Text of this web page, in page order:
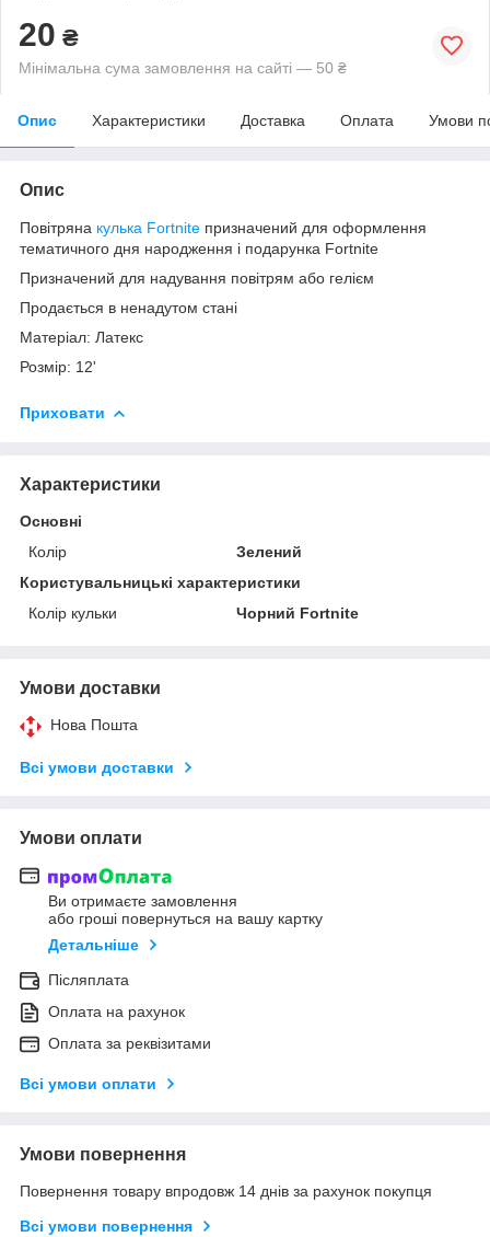
20 ₴
Мінімальна сума замовлення на сайті — 50 ₴
Опис Характеристики Доставка Оплата Умови
Опис
Повітряна кулька Fortnite призначений для оформлення
тематичного дня народження і подарунка Fortnite
Призначений для надування повітрям або гелієм
Продається в ненадутом стані
Матеріал: Латекс
Розмір: 12'
Приховати
Характеристики
Основні
Колір
Зелений
Користувальницькі характеристики
Колір кульки
Чорний Fortnite
Умови доставки
Нова Пошта
Всі умови доставки
Умови оплати
Ви отримаєте замовлення
або гроші повернуться на вашу картку
Детальніше
Післяплата
Оплата на рахунок
Оплата за реквізитами
Всі умови оплати
Умови повернення
Повернення товару впродовж 14 днів за рахунок покупця
Всі умови повернення